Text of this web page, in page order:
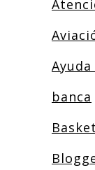
banca
Basket